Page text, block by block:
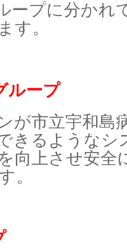
ープに分かれ
す。
ループ
が市立宇和島
きるようなシ
向上させ安全
。